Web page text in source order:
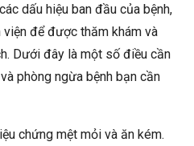
dấu hiệu ban đầu của bệnh,
để được thăm khám và
Dưới đây là một số điều cần
phòng ngừa bệnh bạn cần
chứng mệt mỏi và ăn kém.